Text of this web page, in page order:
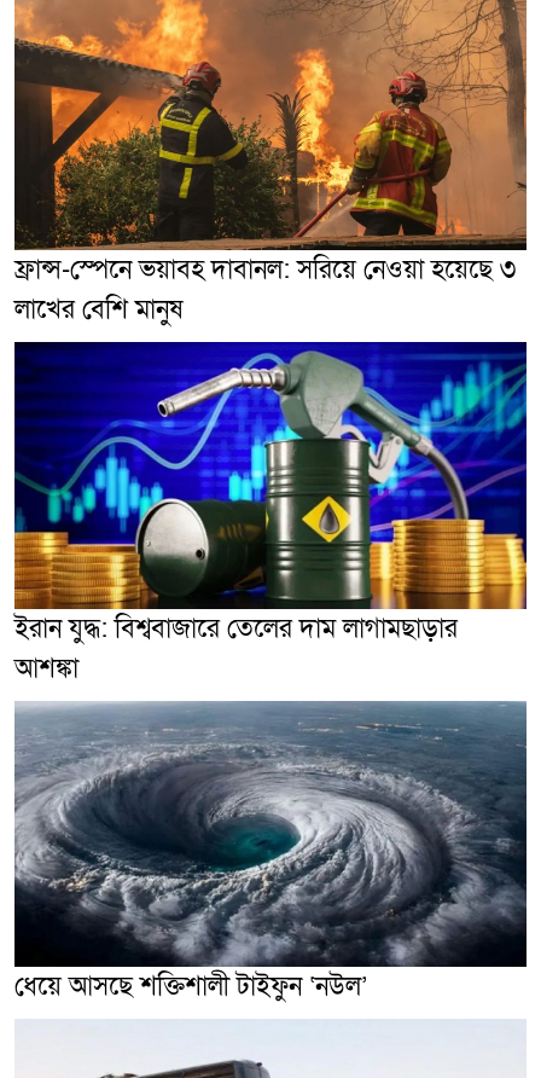
ফ্রান্স-স্পেনে ভয়াবহ দাবানল: সরিয়ে নেওয়া হয়েছে ৩
লাখের বেশি মানুষ
ইরান যুদ্ধ: বিশ্ববাজারে তেলের দাম লাগামছাড়ার
আশঙ্কা
ধেয়ে আসছে শক্তিশালী টাইফুন ‘নউল’